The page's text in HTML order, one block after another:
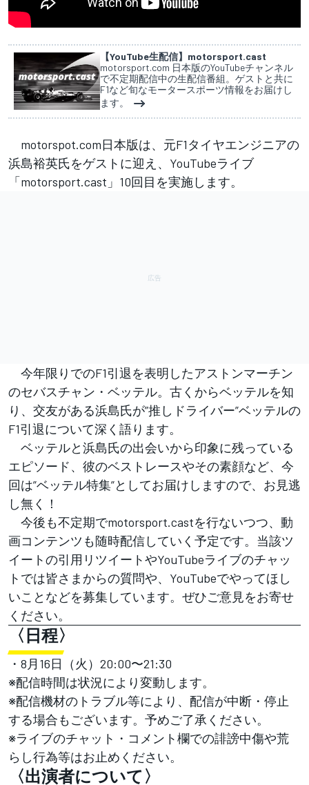
【YouTube生配信】motorsport.cast
motorsport.com 日本版のYouTubeチャンネル
で不定期配信中の生配信番組。ゲストと共に
F1など旬なモータースポーツ情報をお届けし
ます。
motorspot.com日本版は、元F1タイヤエンジニアの
浜島裕英氏をゲストに迎え、YouTubeライブ
「motorsport.cast」10回目を実施します。
今年限りでのF1引退を表明したアストンマーチン
のセバスチャン・ベッテル。古くからベッテルを知
り、交友がある浜島氏が”推しドライバー”ベッテルの
F1引退について深く語ります。
ベッテルと浜島氏の出会いから印象に残っている
エピソード、彼のベストレースやその素顔など、今
回は”ベッテル特集”としてお届けしますので、お見逃
し無く！
今後も不定期でmotorsport.castを行ないつつ、動
画コンテンツも随時配信していく予定です。当該ツ
イートの引用リツイートやYouTubeライブのチャッ
トでは皆さまからの質問や、YouTubeでやってほし
いことなどを募集しています。ぜひご意見をお寄せ
ください。
〈日程〉
・8月16日（火）20:00〜21:30
※配信時間は状況により変動します。
※配信機材のトラブル等により、配信が中断・停止
する場合もございます。予めご了承ください。
※ライブのチャット・コメント欄での誹謗中傷や荒
らし行為等はお止めください。
〈出演者について〉